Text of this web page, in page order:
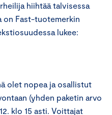
hiihtää talvisessa
on Fast-tuotemerkin
lukee:
olet nopea ja osallistut
(yhden paketin arvo
klo 15 asti. Voittajat